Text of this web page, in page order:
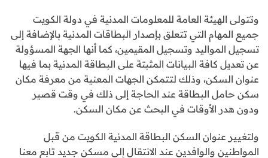
وتتولى الهيئة العامة للمعلومات المدنية في دولة الكويت
جميع المهام التي تتعلق بإصدار البطاقات المدنية بالإضافة إلى
تسجيل المواليد وتسجيل المقيمين، كما أنها الجهة المسؤولة
عن تعديل كافة البيانات المثبتة على البطاقة المدنية بما فيها
عنوان السكن، وذلك لتتمكن الجهات المعنية من معرفة مكان
سكن حامل البطاقة عند الحاجة إلى ذلك في وقت قصير
ودون هدر الأوقات في البحث عن مكان السكن.
ولتغيير عنوان السكن البطاقة المدنية الكويت من قبل
المواطنين والوافدين عند الانتقال إلى مسكن جديد تابع معنا